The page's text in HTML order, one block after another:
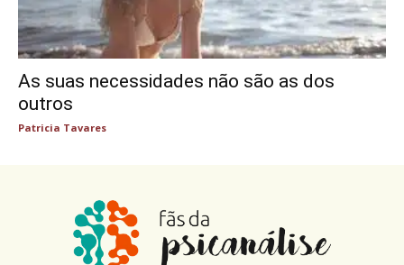
As suas necessidades não são as dos
outros
Patricia Tavares